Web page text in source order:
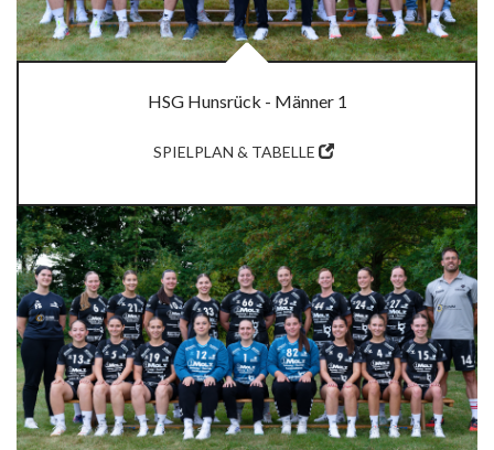
HSG Hunsrück - Männer 1
SPIELPLAN & TABELLE